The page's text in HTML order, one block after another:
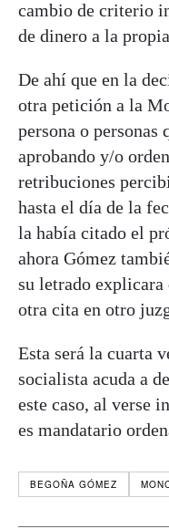
cambio de criterio
de dinero a la
De ahí que en la
otra petición a la
persona o personas
aprobando y/o
retribuciones
hasta el día de la
la había citado el
ahora Gómez
su letrado
otra cita en otro
Esta será la cuarta
socialista acuda a
este caso, al verse
es mandatario
BEGOÑA GÓMEZ